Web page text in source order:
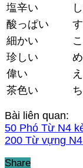
塩辛い
酸っぱい
細かい
珍しい
偉い
茶色い
Bài liên quan:
50 Phó Từ N4
200 Từ vựng
Share